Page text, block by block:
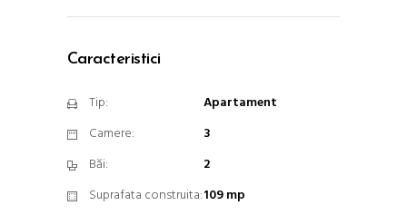
Caracteristici
Tip:
Apartament
Camere:
3
Băi:
2
Suprafata construita:109 mp